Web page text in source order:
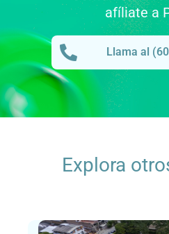
afíliate a
Llama al
Explora